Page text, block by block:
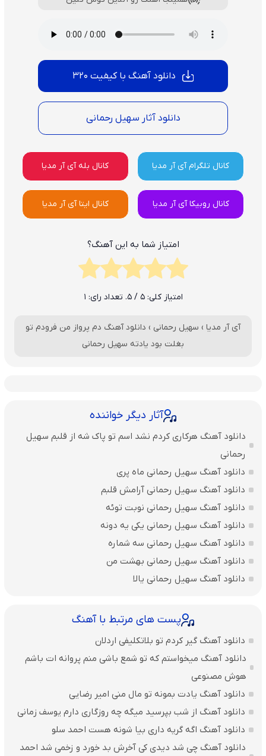
دانلود آهنگ با کیفیت 320
دانلود آثار سهیل رحمانی
کانال تلگرام آی آر مدیا کانال بله آی آر مدیا
کانال روبیکا آی آر مدیا کانال ایتا آی آر مدیا
امتیاز شما به این آهنگ؟
امتیاز کلی:5 / 5. تعداد رای: 1
آی آر مدیا › سهیل رحمانی › دانلود آهنگ دم پرواز من فرودم تو
بغلت بود یادته سهیل رحمانی
آثار دیگر خواننده
دانلود آهنگ هرکاری کردم نشد اسم تو پاک شه از قلبم سهیل
رحمانی
دانلود آهنگ سهیل رحمانی ماه پری
دانلود آهنگ سهیل رحمانی آرامش قلبم
دانلود آهنگ سهیل رحمانی نوبت توئه
دانلود آهنگ سهیل رحمانی یکی یه دونه
دانلود آهنگ سهیل رحمانی سه شماره
دانلود آهنگ سهیل رحمانی بهشت من
دانلود آهنگ سهیل رحمانی یالا
پست های مرتبط با آهنگ
دانلود آهنگ گیر کردم تو بلاتکلیفی اردلان
دانلود آهنگ میخواستم که تو شمع باشی منم پروانه ات باشم
هوش مصنوعی
دانلود آهنگ یادت بمونه تو مال منی امیر رضایی
دانلود آهنگ از شب بپرسید میگه چه روزگاری دارم یوسف زمانی
دانلود آهنگ اگه گریه داری بیا شونه هست احمد سلو
دانلود آهنگ چی شد دیدی کی آخرش بد خورد و زخمی شد احمد